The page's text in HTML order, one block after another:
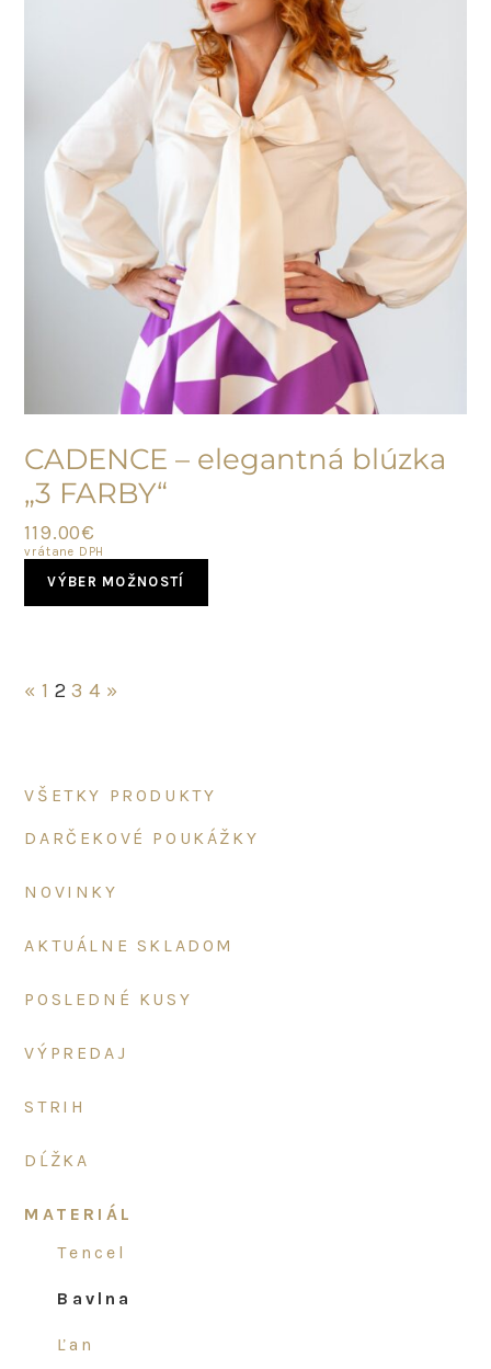
product
page
CADENCE – elegantná blúzka
„3 FARBY“
119.00€
vrátane DPH
VÝBER MOŽNOSTÍ
has
on
the
product
« 1 2 3 4 »
Primary
VŠETKY PRODUKTY
DARČEKOVÉ POUKÁŽKY
NOVINKY
AKTUÁLNE SKLADOM
POSLEDNÉ KUSY
VÝPREDAJ
STRIH
DĹŽKA
MATERIÁL
tencel
bavlna
ľan